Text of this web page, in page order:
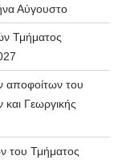
Αύγουστο
Τμήματος
αποφοίτων του
Γεωργικής
του Τμήματος